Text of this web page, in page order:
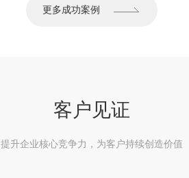
更多成功案例
客户见证
提升企业核心竞争力，为客户持续创造价值